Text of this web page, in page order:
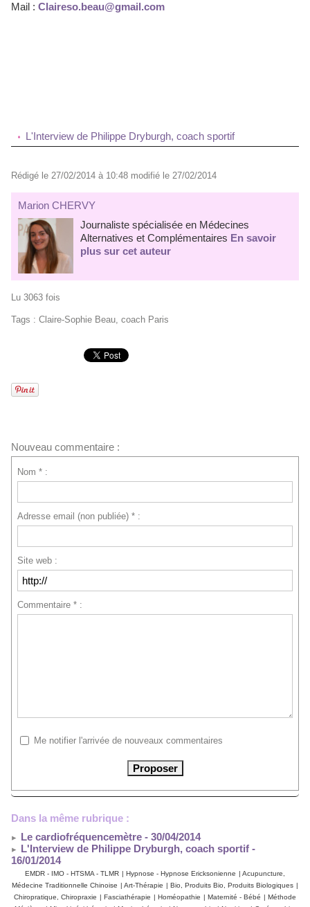
Mail : Claireso.beau@gmail.com
L'Interview de Philippe Dryburgh, coach sportif
Rédigé le 27/02/2014 à 10:48 modifié le 27/02/2014
Marion CHERVY
Journaliste spécialisée en Médecines
Alternatives et Complémentaires En savoir
plus sur cet auteur
Lu 3063 fois
Tags : Claire-Sophie Beau, coach Paris
Nouveau commentaire :
Nom * :
Adresse email (non publiée) * :
Site web :
Commentaire * :
Me notifier l'arrivée de nouveaux commentaires
Dans la même rubrique :
Le cardiofréquencemètre - 30/04/2014
L'Interview de Philippe Dryburgh, coach sportif -
16/01/2014
EMDR - IMO - HTSMA - TLMR | Hypnose - Hypnose Ericksonienne | Acupuncture,
Médecine Traditionnelle Chinoise | Art-Thérapie | Bio, Produits Bio, Produits Biologiques |
Chiropratique, Chiropraxie | Fasciathérapie | Homéopathie | Maternité - Bébé | Méthode